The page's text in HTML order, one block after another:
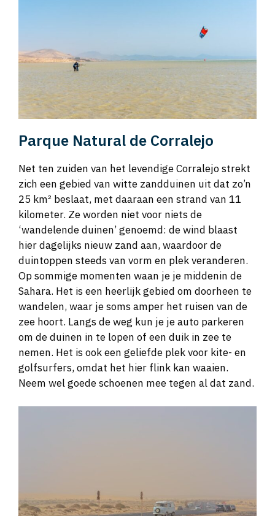
Parque Natural de Corralejo
Net ten zuiden van het levendige Corralejo strekt
zich een gebied van witte zandduinen uit dat zo’n
25 km² beslaat, met daaraan een strand van 11
kilometer. Ze worden niet voor niets de
‘wandelende duinen’ genoemd: de wind blaast
hier dagelijks nieuw zand aan, waardoor de
duintoppen steeds van vorm en plek veranderen.
Op sommige momenten waan je je middenin de
Sahara. Het is een heerlijk gebied om doorheen te
wandelen, waar je soms amper het ruisen van de
zee hoort. Langs de weg kun je je auto parkeren
om de duinen in te lopen of een duik in zee te
nemen. Het is ook een geliefde plek voor kite- en
golfsurfers, omdat het hier flink kan waaien.
Neem wel goede schoenen mee tegen al dat zand.